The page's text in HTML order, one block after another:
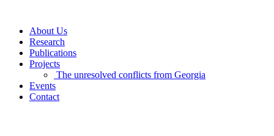
contentAbout Us
Research
Publications
Projects
The unresolved conflicts from Georgia
Events
Contact